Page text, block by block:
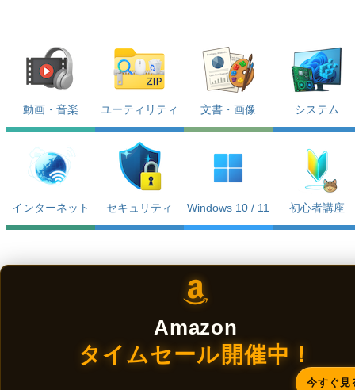
動画・音楽 ユーティリティ 文書・画像 システム
インターネット セキュリティ Windows 10 / 11 初心者講座
Amazon
タイムセール開催中！
今すぐ見